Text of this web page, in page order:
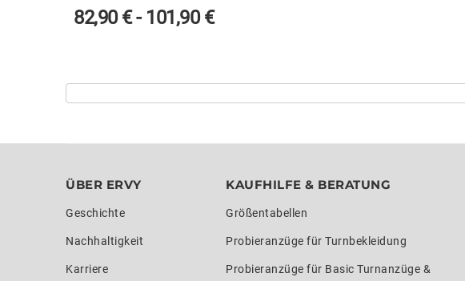
82,90€- 101,90€
ÜBER ERVY
Geschichte
Nachhaltigkeit
Karriere
KAUFHILFE & BERATUNG
Größentabellen
Probieranzüge für Turnbekleidung
Probieranzüge für Basic Turnanzüge &